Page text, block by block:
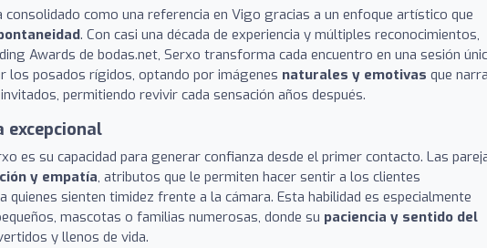
como una referencia en Vigo gracias a un enfoque artístico que
. Con casi una década de experiencia y múltiples reconocimientos,
Awards de bodas.net, Serxo transforma cada encuentro en una sesión
los posados rígidos, optando por imágenes naturales y emotivas que
permitiendo revivir cada sensación años después.
excepcional
es su capacidad para generar confianza desde el primer contacto. Las
y empatía, atributos que le permiten hacer sentir a los clientes
sienten timidez frente a la cámara. Esta habilidad es especialmente
mascotas o familias numerosas, donde su paciencia y sentido del
y llenos de vida.